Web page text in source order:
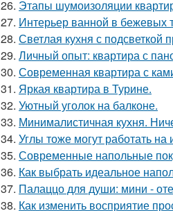
26. Этапы шумоизоляции
27. Интерьер ванной в бежевых
28. Светлая кухня с подсветкой
29. Личный опыт: квартира с
30. Современная квартира с
31. Яркая квартира в Турине.
32. Уютный уголок на балконе.
33. Минималистичная кухня.
34. Углы тоже могут работать на
35. Современные напольные
36. Как выбрать идеальное
37. Палаццо для души: мини -
38. Как изменить восприятие